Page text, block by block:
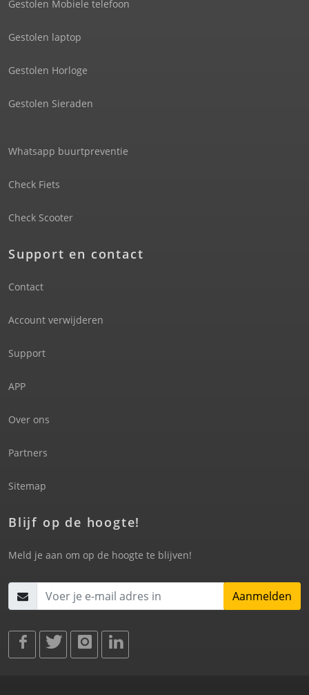
Gestolen Mobiele telefoon
Gestolen laptop
Gestolen Horloge
Gestolen Sieraden
Whatsapp buurtpreventie
Check Fiets
Check Scooter
Support en contact
Contact
Account verwijderen
Support
APP
Over ons
Partners
Sitemap
Blijf op de hoogte!
Meld je aan om op de hoogte te blijven!
Aanmelden